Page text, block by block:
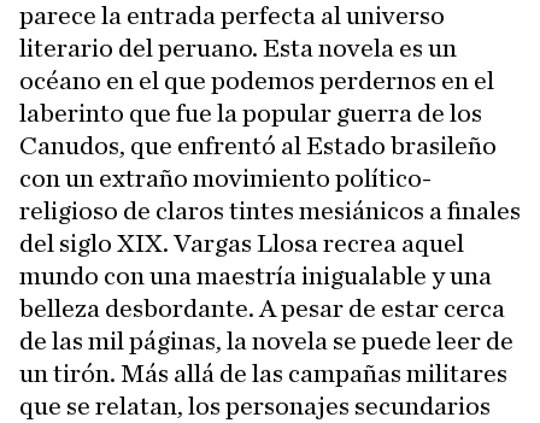
parece la entrada perfecta al universo
literario del peruano. Esta novela es un
océano en el que podemos perdernos en el
laberinto que fue la popular guerra de los
Canudos, que enfrentó al Estado brasileño
con un extraño movimiento político-
religioso de claros tintes mesiánicos a finales
del siglo XIX. Vargas Llosa recrea aquel
mundo con una maestría inigualable y una
belleza desbordante. A pesar de estar cerca
de las mil páginas, la novela se puede leer de
un tirón. Más allá de las campañas militares
que se relatan, los personajes secundarios